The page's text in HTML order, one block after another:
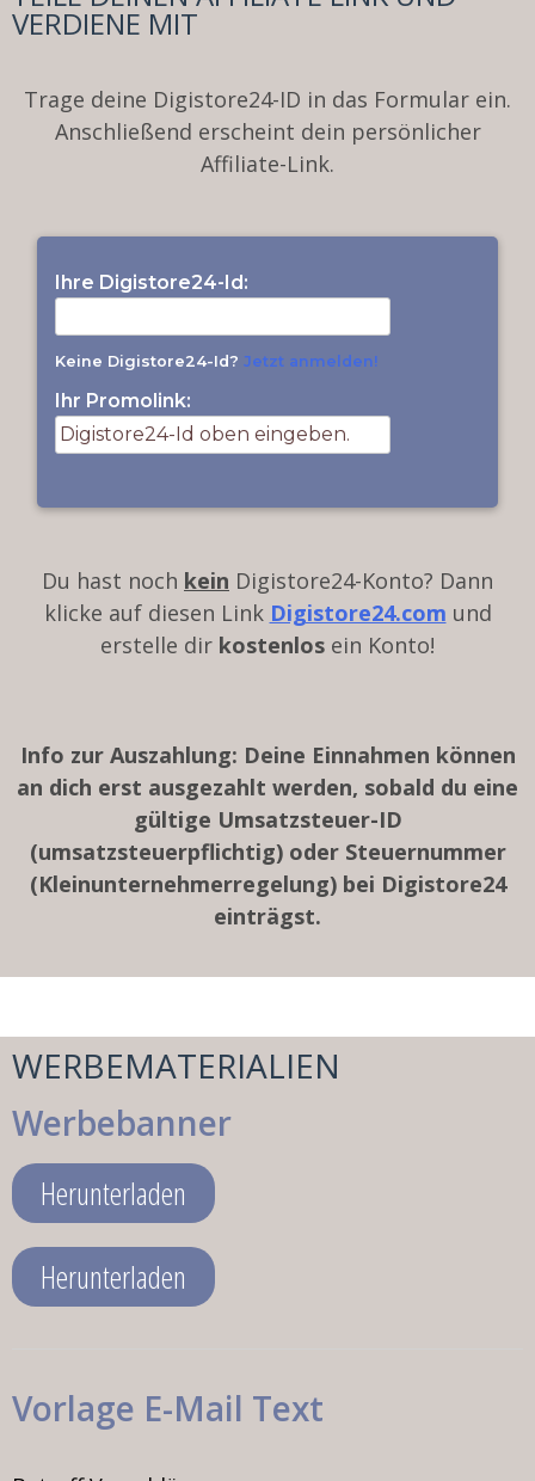
VERDIENE MIT
Trage deine Digistore24-ID in das Formular ein.
Anschließend erscheint dein persönlicher
Affiliate-Link.
Ihre Digistore24-Id:
Keine Digistore24-Id?Jetzt anmelden!
Ihr Promolink:
Du hast noch kein Digistore24-Konto? Dann
klicke auf diesen Link Digistore24.com und
erstelle dir kostenlos ein Konto!
Info zur Auszahlung: Deine Einnahmen können
an dich erst ausgezahlt werden, sobald du eine
gültige Umsatzsteuer-ID
(umsatzsteuerpflichtig) oder Steuernummer
(Kleinunternehmerregelung) bei Digistore24
einträgst.
WERBEMATERIALIEN
Werbebanner
Herunterladen
Herunterladen
Vorlage E-Mail Text